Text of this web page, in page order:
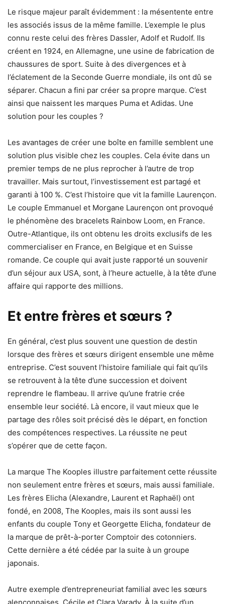
Le risque majeur paraît évidemment : la mésentente entre
les associés issus de la même famille. L’exemple le plus
connu reste celui des frères Dassler, Adolf et Rudolf. Ils
créent en 1924, en Allemagne, une usine de fabrication de
chaussures de sport. Suite à des divergences et à
l’éclatement de la Seconde Guerre mondiale, ils ont dû se
séparer. Chacun a fini par créer sa propre marque. C’est
ainsi que naissent les marques Puma et Adidas. Une
solution pour les couples ?
Les avantages de créer une boîte en famille semblent une
solution plus visible chez les couples. Cela évite dans un
premier temps de ne plus reprocher à l’autre de trop
travailler. Mais surtout, l’investissement est partagé et
garanti à 100 %. C’est l’histoire que vit la famille Laurençon.
Le couple Emmanuel et Morgane Laurençon ont provoqué
le phénomène des bracelets Rainbow Loom, en France.
Outre-Atlantique, ils ont obtenu les droits exclusifs de les
commercialiser en France, en Belgique et en Suisse
romande. Ce couple qui avait juste rapporté un souvenir
d’un séjour aux USA, sont, à l’heure actuelle, à la tête d’une
affaire qui rapporte des millions.
Et entre frères et sœurs ?
En général, c’est plus souvent une question de destin
lorsque des frères et sœurs dirigent ensemble une même
entreprise. C’est souvent l’histoire familiale qui fait qu’ils
se retrouvent à la tête d’une succession et doivent
reprendre le flambeau. Il arrive qu’une fratrie crée
ensemble leur société. Là encore, il vaut mieux que le
partage des rôles soit précisé dès le départ, en fonction
des compétences respectives. La réussite ne peut
s’opérer que de cette façon.
La marque The Kooples illustre parfaitement cette réussite
non seulement entre frères et sœurs, mais aussi familiale.
Les frères Elicha (Alexandre, Laurent et Raphaël) ont
fondé, en 2008, The Kooples, mais ils sont aussi les
enfants du couple Tony et Georgette Elicha, fondateur de
la marque de prêt-à-porter Comptoir des cotonniers.
Cette dernière a été cédée par la suite à un groupe
japonais.
Autre exemple d’entrepreneuriat familial avec les sœurs